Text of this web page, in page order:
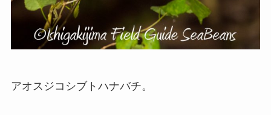
アオスジコシブトハナバチ。